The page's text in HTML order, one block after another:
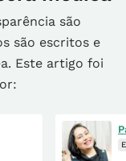
são
são escritos e
Este artigo foi